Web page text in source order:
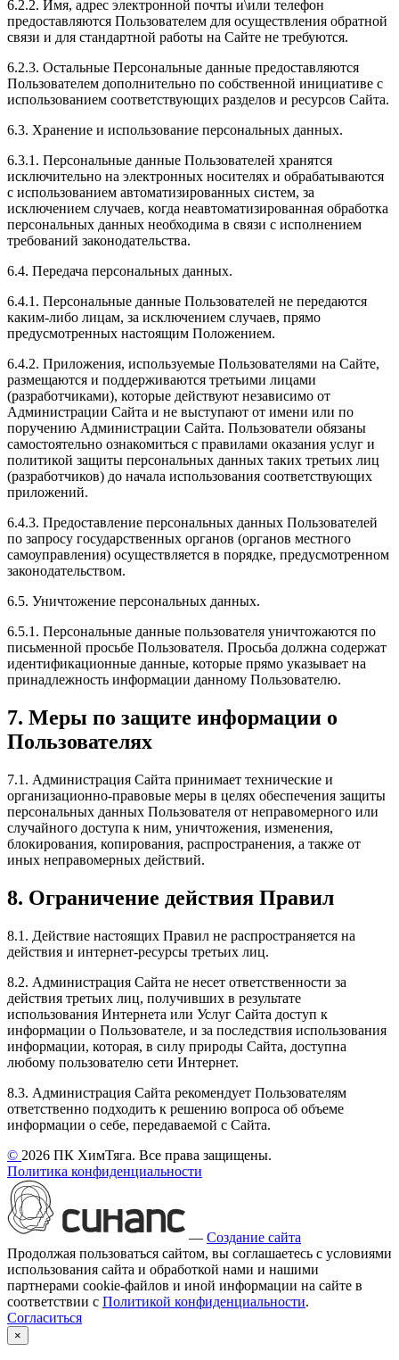
6.2.2. Имя, адрес электронной почты и\или телефон
предоставляются Пользователем для осуществления обратной
связи и для стандартной работы на Сайте не требуются.
6.2.3. Остальные Персональные данные предоставляются
Пользователем дополнительно по собственной инициативе с
использованием соответствующих разделов и ресурсов Сайта.
6.3. Хранение и использование персональных данных.
6.3.1. Персональные данные Пользователей хранятся
исключительно на электронных носителях и обрабатываются
с использованием автоматизированных систем, за
исключением случаев, когда неавтоматизированная обработка
персональных данных необходима в связи с исполнением
требований законодательства.
6.4. Передача персональных данных.
6.4.1. Персональные данные Пользователей не передаются
каким-либо лицам, за исключением случаев, прямо
предусмотренных настоящим Положением.
6.4.2. Приложения, используемые Пользователями на Сайте,
размещаются и поддерживаются третьими лицами
(разработчиками), которые действуют независимо от
Администрации Сайта и не выступают от имени или по
поручению Администрации Сайта. Пользователи обязаны
самостоятельно ознакомиться с правилами оказания услуг и
политикой защиты персональных данных таких третьих лиц
(разработчиков) до начала использования соответствующих
приложений.
6.4.3. Предоставление персональных данных Пользователей
по запросу государственных органов (органов местного
самоуправления) осуществляется в порядке, предусмотренном
законодательством.
6.5. Уничтожение персональных данных.
6.5.1. Персональные данные пользователя уничтожаются по
письменной просьбе Пользователя. Просьба должна содержат
идентификационные данные, которые прямо указывает на
принадлежность информации данному Пользователю.
7. Меры по защите информации о
Пользователях
7.1. Администрация Сайта принимает технические и
организационно-правовые меры в целях обеспечения защиты
персональных данных Пользователя от неправомерного или
случайного доступа к ним, уничтожения, изменения,
блокирования, копирования, распространения, а также от
иных неправомерных действий.
8. Ограничение действия Правил
8.1. Действие настоящих Правил не распространяется на
действия и интернет-ресурсы третьих лиц.
8.2. Администрация Сайта не несет ответственности за
действия третьих лиц, получивших в результате
использования Интернета или Услуг Сайта доступ к
информации о Пользователе, и за последствия использования
информации, которая, в силу природы Сайта, доступна
любому пользователю сети Интернет.
8.3. Администрация Сайта рекомендует Пользователям
ответственно подходить к решению вопроса об объеме
информации о себе, передаваемой с Сайта.
© 2026 ПК ХимТяга. Все права защищены.
Политика конфиденциальности
— Создание сайта
Продолжая пользоваться сайтом, вы соглашаетесь с условиями
использования сайта и обработкой нами и нашими
партнерами cookie-файлов и иной информации на сайте в
соответствии с Политикой конфиденциальности.
Согласиться
×